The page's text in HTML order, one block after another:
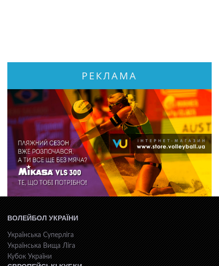
РЕКЛАМА
ВОЛЕЙБОЛ УКРАЇНИ
Українська Суперліга
Українська Вища Ліга
Кубок України